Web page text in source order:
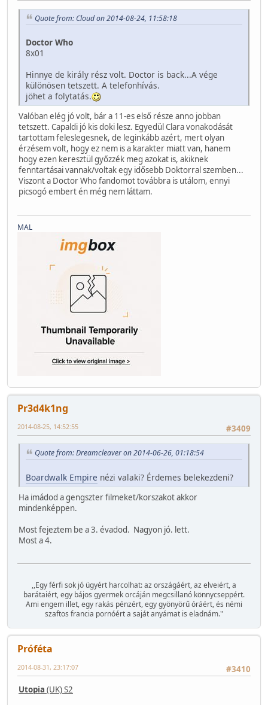
Quote from: Cloud on 2014-08-24, 11:58:18
Doctor Who
8x01
Hinnye de király rész volt. Doctor is back...A vége
különösen tetszett. A telefonhívás.
jöhet a folytatás.
Valóban elég jó volt, bár a 11-es első része anno jobban
tetszett. Capaldi jó kis doki lesz. Egyedül Clara vonakodását
tartottam feleslegesnek, de leginkább azért, mert olyan
érzésem volt, hogy ez nem is a karakter miatt van, hanem
hogy ezen keresztül győzzék meg azokat is, akiknek
fenntartásai vannak/voltak egy idősebb Doktorral szemben...
Viszont a Doctor Who fandomot továbbra is utálom, ennyi
picsogó embert én még nem láttam.
MAL
Pr3d4k1ng
#3409
2014-08-25, 14:52:55
Quote from: Dreamcleaver on 2014-06-26, 01:18:54
Boardwalk Empire nézi valaki? Érdemes belekezdeni?
Ha imádod a gengszter filmeket/korszakot akkor
mindenképpen.
Most fejeztem be a 3. évadod. Nagyon jó. lett.
Most a 4.
,,Egy férfi sok jó ügyért harcolhat: az országáért, az elveiért, a
barátaiért, egy bájos gyermek orcáján megcsillanó könnycseppért.
Ami engem illet, egy rakás pénzért, egy gyönyörű óráért, és némi
szaftos francia pornóért a saját anyámat is eladnám."
Próféta
#3410
2014-08-31, 23:17:07
Utopia (UK) S2